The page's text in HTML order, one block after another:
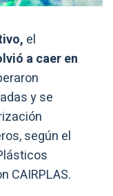
el
a caer en
y se
según el
CAIRPLAS.